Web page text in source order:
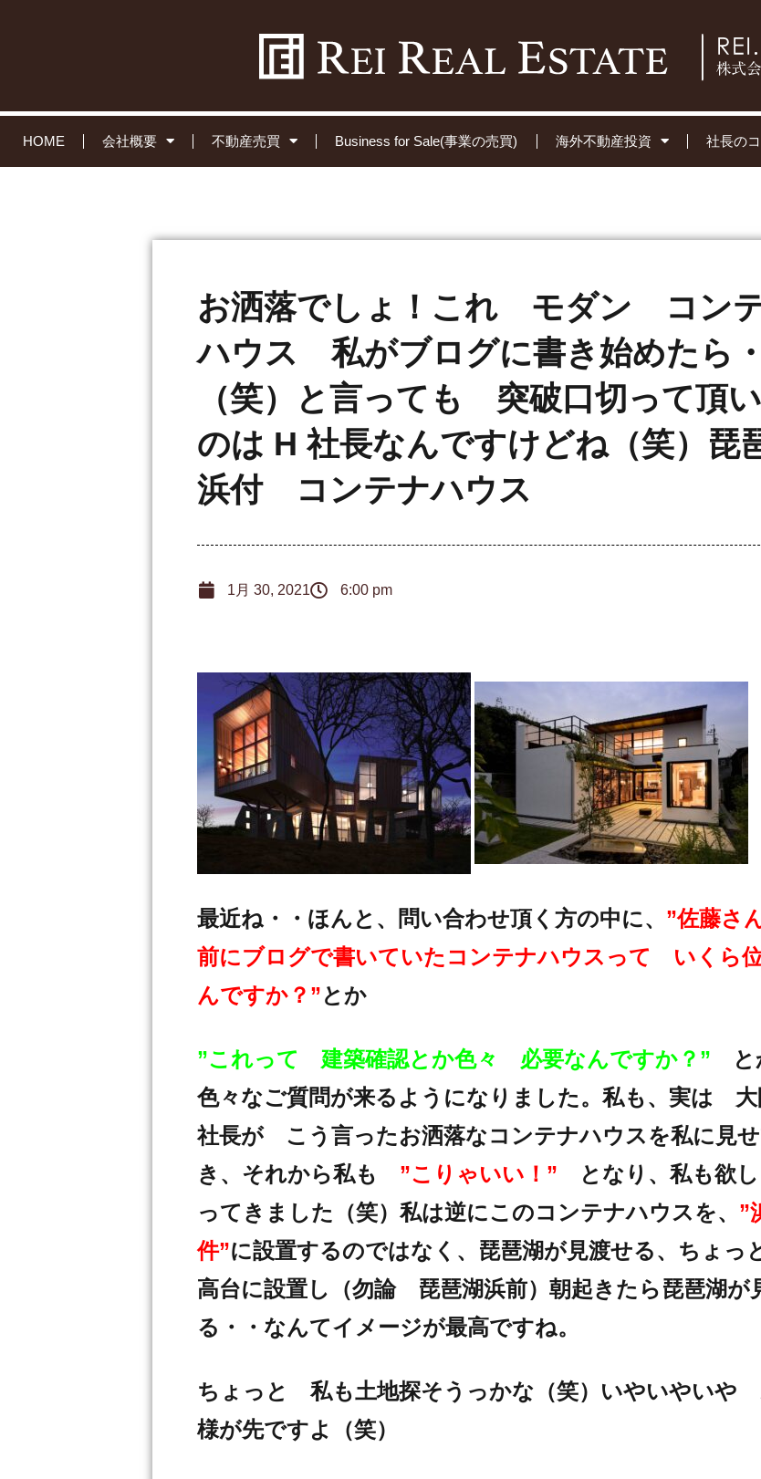
HOME 会社概要 不動産売買 Business for Sale(事業の売買) 海外不動産投資 社長の
お洒落でしょ！これ モダン コン
ハウス 私がブログに書き始めたら・
（笑）と言っても 突破口切って頂
のは H 社長なんですけどね（笑）琵
浜付 コンテナハウス
1月 30, 2021 6:00 pm
最近ね・・ほんと、問い合わせ頂く方の中に、 ”佐藤さ
前にブログで書いていたコンテナハウスって いくら
んですか？”とか
”これって 建築確認とか色々 必要なんですか？”
と
色々なご質問が来るようになりました。私も、実は 大
社長が こう言ったお洒落なコンテナハウスを私に見
き、それから私も ”こりゃいい！”
となり、私も欲
ってきました（笑）私は逆にこのコンテナハウスを、 ”
件”に設置するのではなく、琵琶湖が見渡せる、ちょっ
高台に設置し（勿論 琵琶湖浜前）朝起きたら琵琶湖が
る・・なんてイメージが最高ですね。
ちょっと 私も土地探そうっかな（笑）いやいやいや
様が先ですよ（笑）